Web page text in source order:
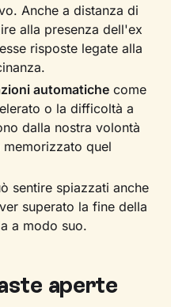
Anche a distanza di
alla presenza dell'ex
risposte legate alla
automatiche come
o la difficoltà a
dalla nostra volontà
quel
sentire spiazzati anche
superato la fine della
a modo suo.
aperte